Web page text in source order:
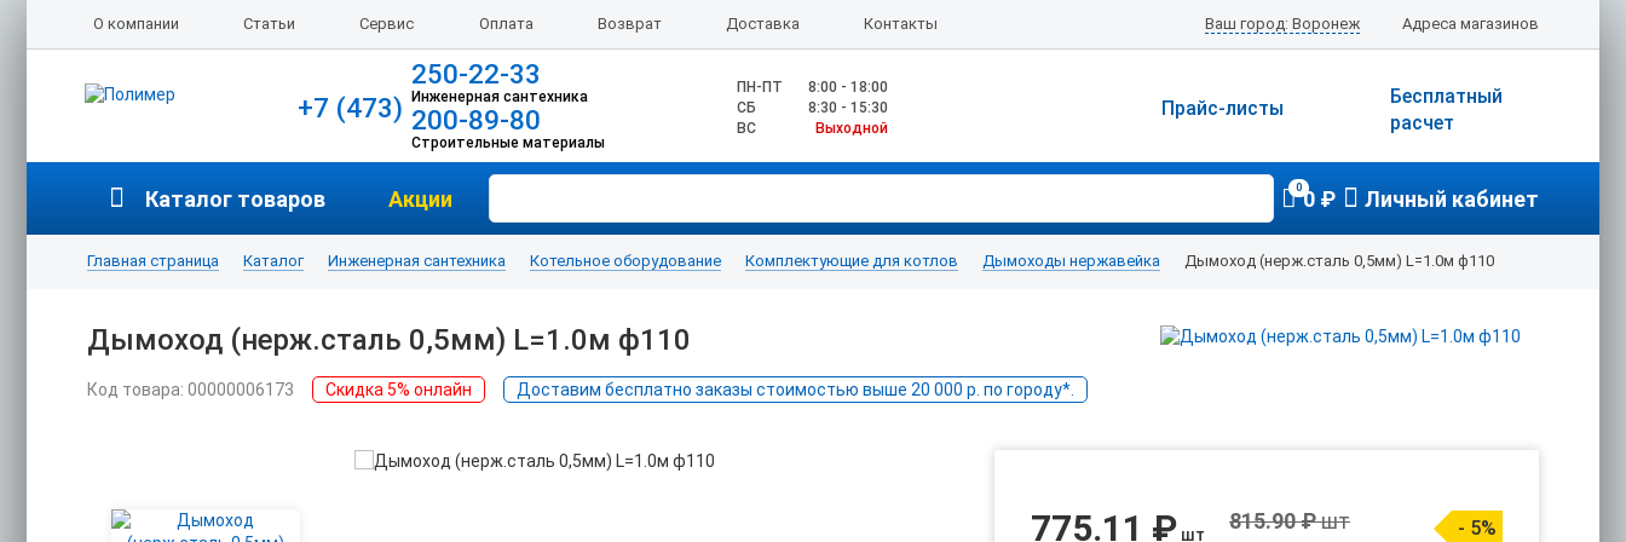
О компании Статьи Сервис Оплата Возврат Доставка Контакты Адреса магазинов
Ваш город: Воронеж
+7 (473)
250-22-33
Инженерная сантехника
200-89-80
Строительные материалы
ПН-ПТ
8:00 - 18:00
CБ
8:30 - 15:30
ВС
Выходной
Бесплатный
расчет
Прайс-листы
Каталог товаров Акции 00 ₽ Личный кабинет
Главная страница Каталог Инженерная сантехника Котельное оборудование Комплектующие для котлов Дымоходы нержавейка Дымоход (нерж.сталь 0,5мм) L=1.0м ф110
Дымоход (нерж.сталь 0,5мм) L=1.0м ф110
Код товара: 00000006173 Скидка 5% онлайн Доставим бесплатно заказы стоимостью выше 20 000 р. по городу*.
775.11 ₽ шт
815.90 ₽шт - 5%